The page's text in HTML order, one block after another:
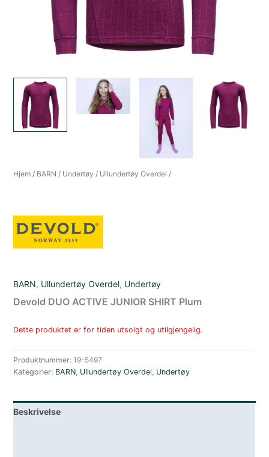
Hjem / BARN / Undertøy / Ullundertøy Overdel /
BARN, Ullundertøy Overdel, Undertøy
Devold DUO ACTIVE JUNIOR SHIRT Plum
Dette produktet er for tiden utsolgt og utilgjengelig.
Produktnummer:19-5497
Kategorier: BARN Ullundertøy Overdel Undertøy
Beskrivelse